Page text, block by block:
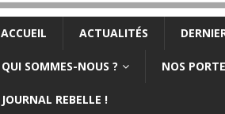
ACCUEIL ACTUALITÉS
QUI SOMMES-NOUS ? NOS
JOURNAL REBELLE !